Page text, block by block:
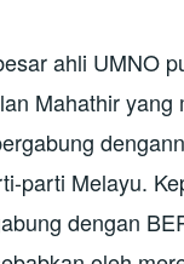
ahli UMNO
Mahathir yang
parti Melayu.
dengan